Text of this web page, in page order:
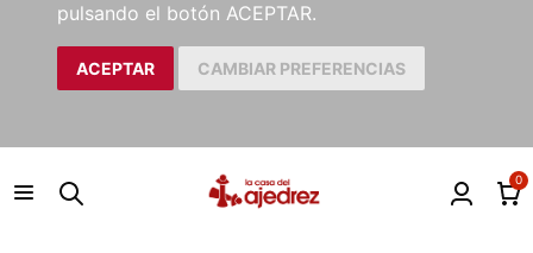
pulsando el botón ACEPTAR.
ACEPTAR CAMBIAR PREFERENCIAS
0